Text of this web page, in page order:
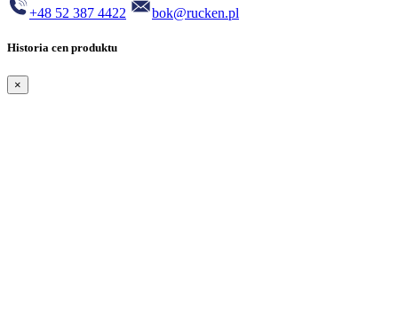
+48 52 387 4422 bok@rucken.pl
Historia cen produktu
×